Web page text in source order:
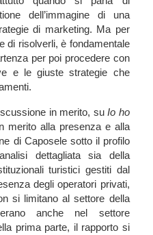
dell’immagine di una
di marketing. Ma per
di risolverli, è fondamentale
per poi procedere con
e le giuste strategie che
in merito, suIo ho
merito alla presenza e alla
di Caposele sotto il profilo
dettagliata sia della
turistici gestiti dal
degli operatori privati,
si limitano al settore della
anche nel settore
prima parte, il rapporto si